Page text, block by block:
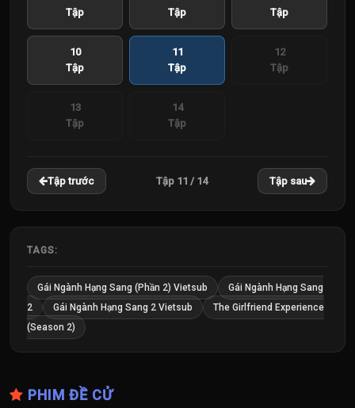
Tập
Tập
Tập
10
Tập
11
Tập
12
Tập
13
Tập
14
Tập
Tập trước Tập 11 / 14 Tập sau
TAGS:
Gái Ngành Hạng Sang (Phần 2) Vietsub
Gái Ngành Hạng Sang
2
Gái Ngành Hạng Sang 2 Vietsub
The Girlfriend Experience
(Season 2)
PHIM ĐỀ CỬ